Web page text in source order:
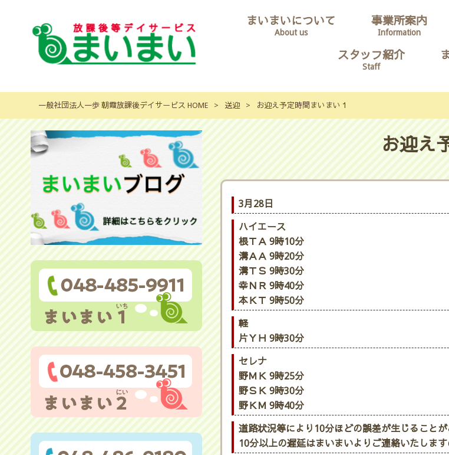
まいまいについて
About us
事業所案内
Information
スタッフ紹介
Staff
一般社団法人一歩 朝霞放課後デイサービス HOME > 送迎 > お迎え予定時間まいまい１
お迎え
3月28日
ハイエース
根ＴＡ 9時10分
溝ＡＡ 9時20分
溝ＴＳ 9時30分
幸ＮＲ 9時40分
本ＫＴ 9時50分
軽
片ＹＨ 9時30分
セレナ
野ＭＫ 9時25分
野ＳＫ 9時30分
野ＫＭ 9時40分
道路状況等により10分ほどの誤差が生じることが
10分以上の遅延はまいまいよりご連絡いたしま